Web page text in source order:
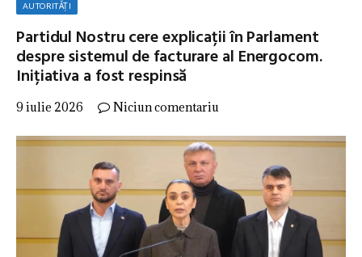
AUTORITĂȚI
Partidul Nostru cere explicații în Parlament
despre sistemul de facturare al Energocom.
Inițiativa a fost respinsă
9 iulie 2026 Niciun comentariu